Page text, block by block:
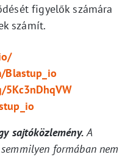
figyelők számára
számít.
sajtóközlemény.A
formában nem